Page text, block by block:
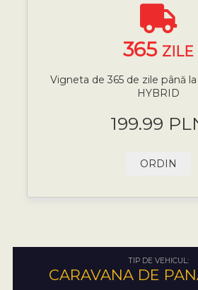
365 ZILE
Vigneta de 365 de zile până
HYBRID
199.99
ORDIN
TIP DE VEHICUL:
CARAVANA DE